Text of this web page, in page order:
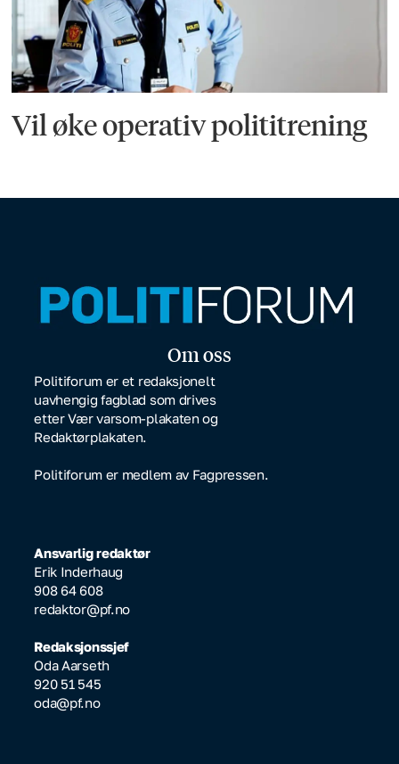
Vil øke operativ polititrening
Om oss
Politiforum er et redaksjonelt
uavhengig fagblad som drives
etter Vær varsom-plakaten og
Redaktørplakaten.
Politiforum er medlem av Fagpressen.
Ansvarlig redaktør
Erik Inderhaug
908 64 608
redaktor@pf.no
Redaksjonssjef
Oda Aarseth
920 51 545
oda@pf.no